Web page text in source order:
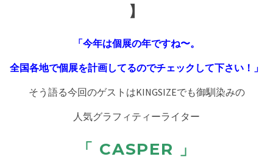
】
「今年は個展の年ですね〜。
全国各地で個展を計画してるのでチェックして下さい！」
そう語る今回のゲストはKINGSIZEでも御馴染みの
人気グラフィティーライター
「 CASPER 」